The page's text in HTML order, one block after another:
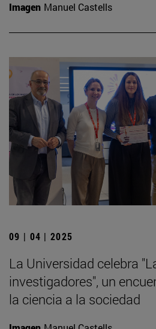
Imagen Manuel Castells
09 | 04 | 2025
La Universidad celebra
investigadores", un
la ciencia a la sociedad